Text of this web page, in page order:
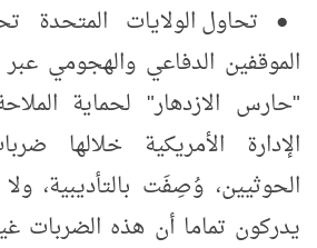
● تحاول الولايات المتحدة
الموقفين الدفاعي والهجومي
"حارس الازدهار" لحماية
الإدارة الأمريكية خلالها
الحوثيين، وُصِفَت بالتأديبية،
يدركون تماما أن هذه الضربات